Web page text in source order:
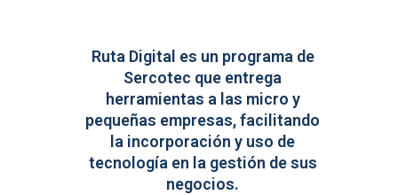
Ruta Digital es un programa de
Sercotec que entrega
herramientas a las micro y
pequeñas empresas, facilitando
la incorporación y uso de
tecnología en la gestión de sus
negocios.